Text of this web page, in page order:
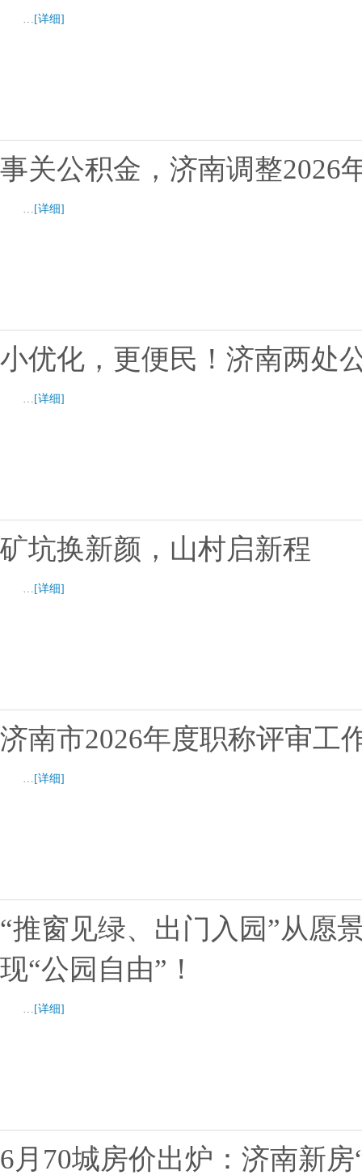
… [详细]
事关公积金，济南调整2026
… [详细]
小优化，更便民！济南两处
… [详细]
矿坑换新颜，山村启新程
… [详细]
济南市2026年度职称评审工
… [详细]
“推窗见绿、出门入园”从
现“公园自由”！
… [详细]
6月70城房价出炉：济南新房